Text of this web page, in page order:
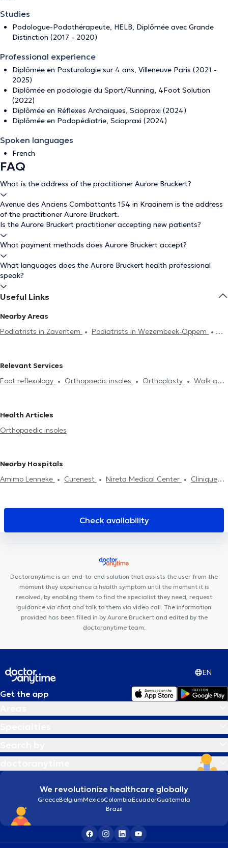
Studies
Podologue-Podothérapeute, HELB, Diplômée avec Grande
Distinction (2017 - 2020)
Professional experience
Diplômée en Posturologie sur 4 ans, Villeneuve Paris (2021 -
2025)
Diplômée en podologie du Sport/Running, 4Foot Solution
(2022)
Diplômée en Réflexes Archaïques, Sciopraxi (2024)
Diplômée en Podopédiatrie, Sciopraxi (2024)
Spoken languages
French
FAQ
What is the address of the practitioner Aurore Bruckert?
Avenue des Anciens Combattants 154 in Kraainem is the address
of the practitioner Aurore Bruckert.
Is the Aurore Bruckert practitioner accepting new patients?
What payment methods does Aurore Bruckert accept?
What languages does the Aurore Bruckert health professional
speak?
Useful Links
Nearby Areas
Podiatrists in Zaventem
Podiatrists in Wezembeek-Oppem
in Brussels
Podiatrists in Auderghem
Saint-Pierre
Podiatrists in Ixelles
Podiatrists in Laeken
Anderlecht
Podiatrists in Berchem-Sainte-Agathe
Relevant Services
Foot reflexology
Orthopaedic insoles Orthoplasty
Walk and
Health Articles
Orthopaedic insoles
Nearby Hospitals
Amimo Lenneke
Curenest Nireta Medical Center
Clinique
Health and Care Medical Center
Medicus Zaventem Health
Center
Optima Care Family Care Center
Medi-team
GLOBAL CLINIC Centre médical du Val
Check availability
Doctoranytime is an end-to-end solution that assists the user from the
moment they experience a health symptom until the moment it is
resolved, by enabling them to find the specialist they need, request
guidance via chat and talk to them via video call. The information
provided has been filled in by Aurore Bruckert and edited by the
doctoranytime team.
EN
Get the app
We revolutionize healthcare globally
GreeceBelgiumMexicoColombiaEcuadorGuatemala
Brazil